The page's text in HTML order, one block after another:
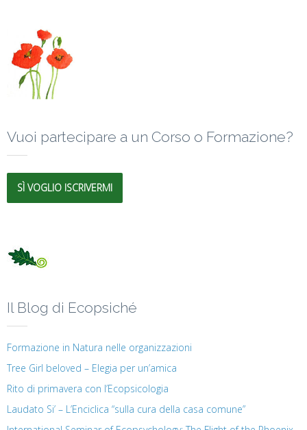
Vuoi partecipare a un Corso o Formazione?
SÌ VOGLIO ISCRIVERMI
Il Blog di Ecopsiché
Formazione in Natura nelle organizzazioni
Tree Girl beloved – Elegia per un’amica
Rito di primavera con l’Ecopsicologia
Laudato Si’ – L’Enciclica “sulla cura della casa comune”